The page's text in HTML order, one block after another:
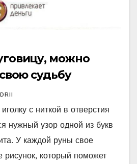
можно
судьбу
с ниткой в отверстия
нужный узор одной из букв
У каждой руны свое
рисунок, который поможет